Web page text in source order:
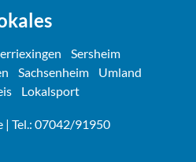
Sersheim
Sachsenheim
Umland
Lokalsport
| Tel.: 07042/91950